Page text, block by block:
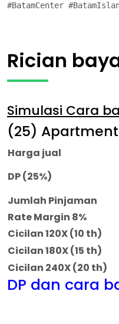
#BatamCenter
Rician
Simulasi Cara
(25) Apartment
Harga jual
DP (25%)
Jumlah Pinjaman
Rate Margin 8%
Cicilan 120X (10 th)
Cicilan 180X (15 th)
Cicilan 240X (20 th)
DP dan cara